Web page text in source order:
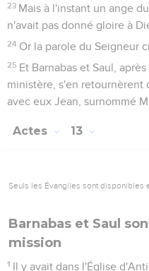
23 Mais à l'instant un ange
n'avait pas donné gloire à
24 Or la parole du Seigneur
25 Et Barnabas et Saul,
ministère, s'en retournèrent
avec eux Jean, surnommé
Actes 13
Seuls les Évangiles sont disponibles
Barnabas et Saul
mission
1 Il y avait dans l'Église